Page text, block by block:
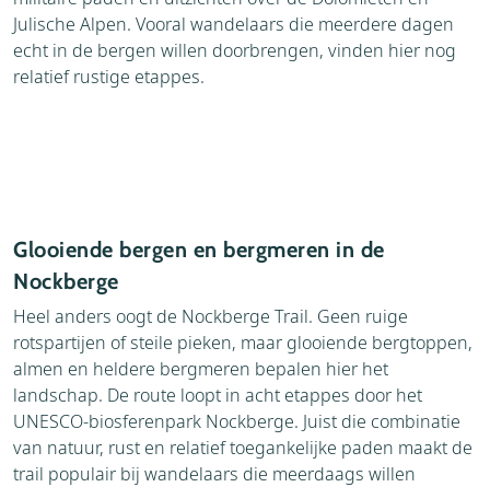
Julische Alpen. Vooral wandelaars die meerdere dagen
echt in de bergen willen doorbrengen, vinden hier nog
relatief rustige etappes.
Glooiende bergen en bergmeren in de
Nockberge
Heel anders oogt de Nockberge Trail. Geen ruige
rotspartijen of steile pieken, maar glooiende bergtoppen,
almen en heldere bergmeren bepalen hier het
landschap. De route loopt in acht etappes door het
UNESCO-biosferenpark Nockberge. Juist die combinatie
van natuur, rust en relatief toegankelijke paden maakt de
trail populair bij wandelaars die meerdaags willen